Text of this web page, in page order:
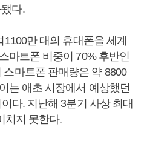
다.
만 대의 휴대폰을 세계
마트폰 비중이 70% 후반인
마트폰 판매량은 약 8800
는 애초 시장에서 예상했던
다. 지난해 3분기 사상 최대
치지 못한다.